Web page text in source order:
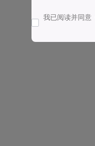
我已阅读并同意